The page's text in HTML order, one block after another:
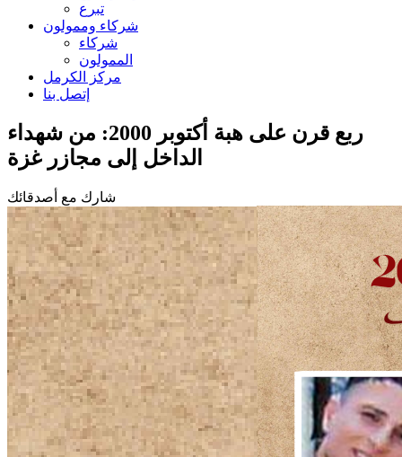
تبرع
شركاء وممولون
شركاء
الممولون
مركز الكرمل
إتصل بنا
ربع قرن على هبة أكتوبر 2000: من شهداء
الداخل إلى مجازر غزة
شارك مع أصدقائك